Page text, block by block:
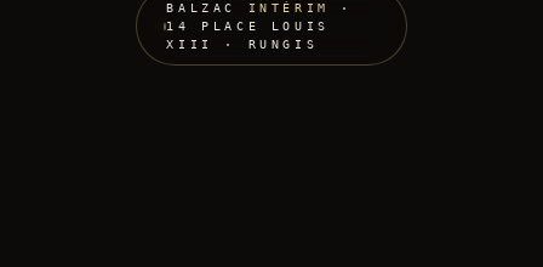
BALZAC INTÉRIM
·
14 PLACE LOUIS
XIII · RUNGIS